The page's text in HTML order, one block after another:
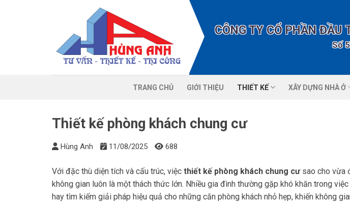
CÔNG TY CỔ PHẦN ĐẦU
Số 5B
TRANG CHỦ GIỚI THIỆU THIẾT KẾ XÂY DỰNG NHÀ Ở
Thiết kế phòng khách chung cư
Hùng Anh 11/08/2025 688
Với đặc thù diện tích và cấu trúc, việc thiết kế phòng khách chung cưsao cho vừa
không gian luôn là một thách thức lớn. Nhiều gia đình thường gặp khó khăn trong
hay tìm kiếm giải pháp hiệu quả cho những căn phòng khách nhỏ hẹp, khiến không